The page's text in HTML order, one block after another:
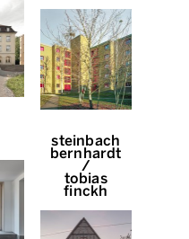
steinbach
bernhardt
/
tobias
finckh